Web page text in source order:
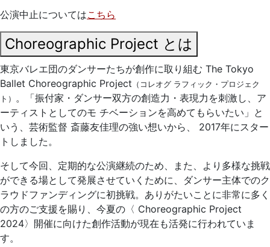
公演中止についてはこちら
Choreographic Project とは
東京バレエ団のダンサーたちが創作に取り組む The Tokyo
Ballet Choreographic Project （コレオグ ラフィック・プロジェク
ト）
。「振付家・ダンサー双方の創造力・表現力を刺激し、ア
ーティストとしてのモ チベーションを高めてもらいたい」と
いう、芸術監督 斎藤友佳理の強い想いから、 2017年にスター
トしました。
そして今回、定期的な公演継続のため、また、より多様な挑戦
ができる場として発展させていくために、ダンサー主体でのク
ラウドファンディングに初挑戦。ありがたいことに非常に多く
の方のご支援を賜り、今夏の〈 Choreographic Project
2024〉開催に向けた創作活動が現在も活発に行われていま
す。